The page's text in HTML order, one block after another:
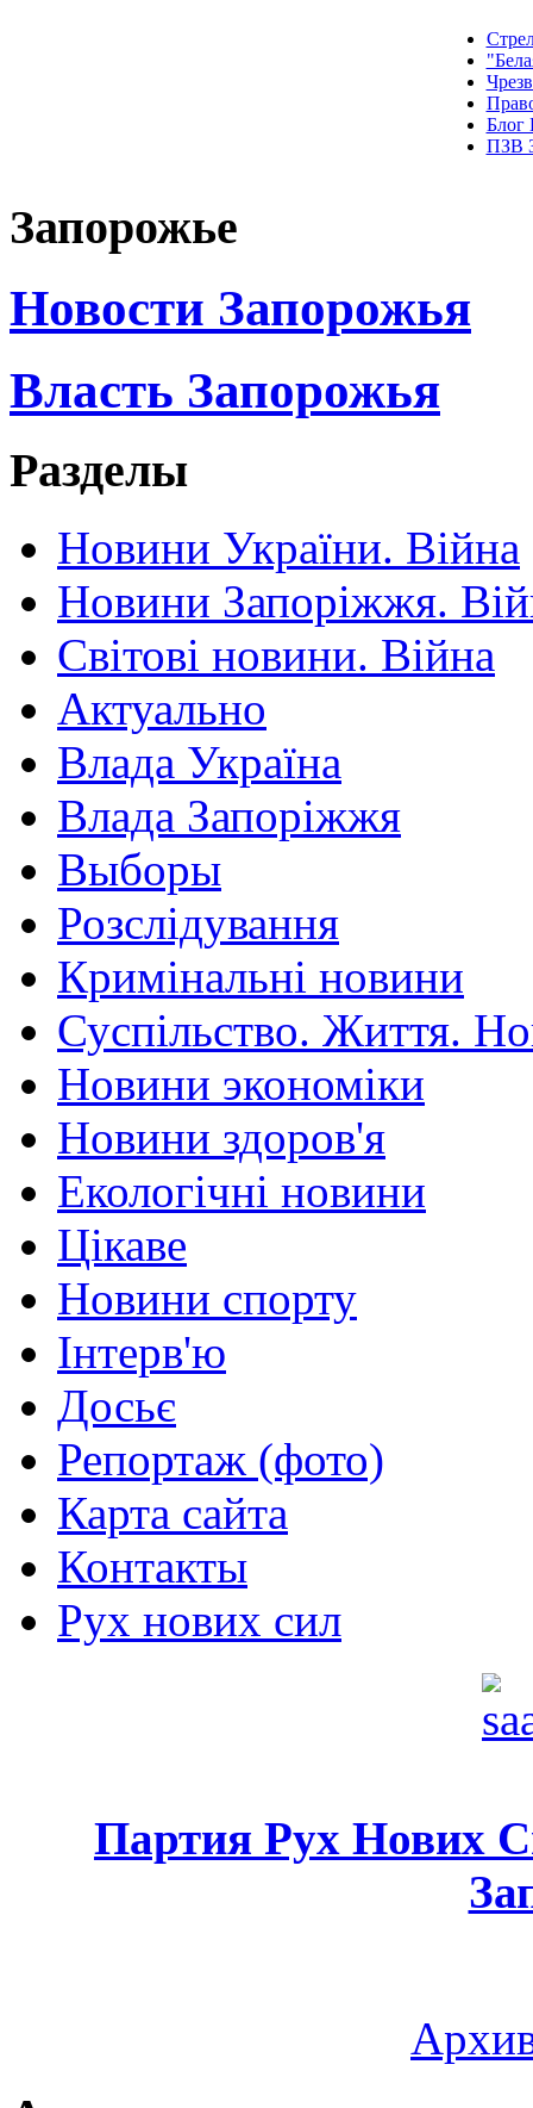
Блог
ПЗВ
Запорожье
Новости Запорожья
Власть Запорожья
Разделы
Новини України. Війна
Новини Запоріжжя.
Світові новини. Війна
Актуально
Влада Україна
Влада Запоріжжя
Выборы
Розслідування
Кримінальні новини
Суспільство. Життя.
Новини экономіки
Новини здоров'я
Екологічні новини
Цікаве
Новини спорту
Інтерв'ю
Досьє
Репортаж (фото)
Карта сайта
Контакты
Рух нових сил
Партия Рух Нових